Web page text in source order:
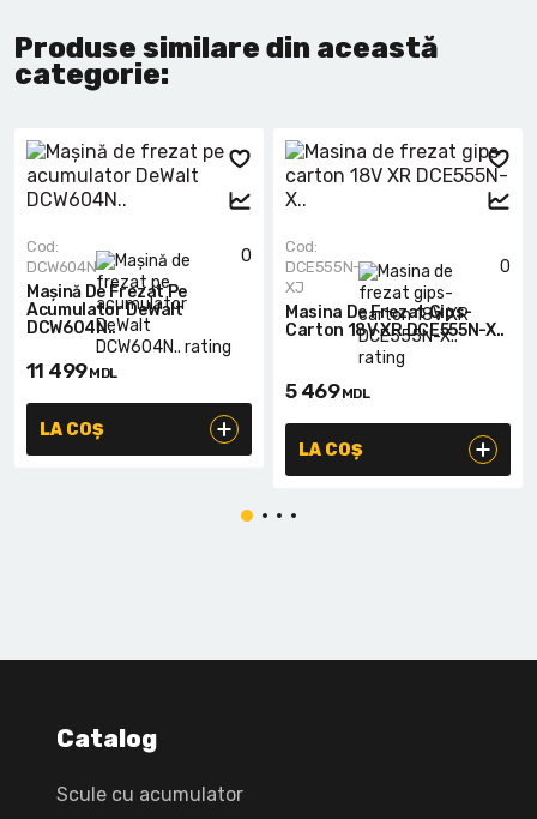
Produse similare din această
categorie:
0
Cod:
DCW604N
Mașină De Frezat Pe
Acumulator DeWalt
DCW604N..
11 499MDL
LA COȘ
0
Cod:
DCE555N-
XJ
Masina De Frezat Gips-
Carton 18V XR DCE555N-X..
5 469 MDL
LA COȘ
Catalog
Scule cu acumulator